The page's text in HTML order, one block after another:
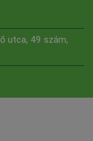
utca, 49 szám,